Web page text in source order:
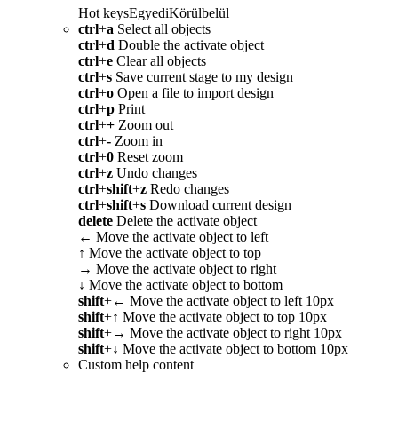
Hot keysEgyediKörülbelül
ctrl+a Select all objects
ctrl+d Double the activate object
ctrl+e Clear all objects
ctrl+s Save current stage to my design
ctrl+o Open a file to import design
ctrl+p Print
ctrl++ Zoom out
ctrl+- Zoom in
ctrl+0 Reset zoom
ctrl+z Undo changes
ctrl+shift+z Redo changes
ctrl+shift+s Download current design
delete Delete the activate object
← Move the activate object to left
↑ Move the activate object to top
→ Move the activate object to right
↓ Move the activate object to bottom
shift+← Move the activate object to left 10px
shift+↑ Move the activate object to top 10px
shift+→ Move the activate object to right 10px
shift+↓ Move the activate object to bottom 10px
Custom help content